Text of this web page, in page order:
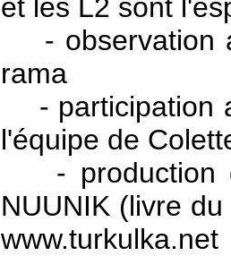
et les L2 sont
- observation
rama
- participation
l'équipe de
- production
NUUNIK (livre
www.turkulka.net